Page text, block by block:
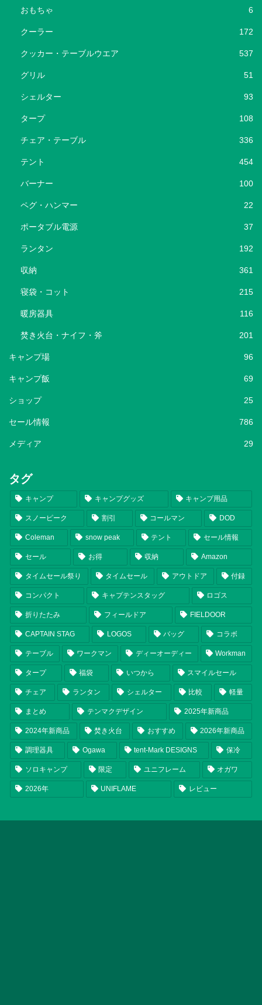
おもちゃ 6
クーラー 172
クッカー・テーブルウエア 537
グリル 51
シェルター 93
タープ 108
チェア・テーブル 336
テント 454
バーナー 100
ペグ・ハンマー 22
ポータブル電源 37
ランタン 192
収納 361
寝袋・コット 215
暖房器具 116
焚き火台・ナイフ・斧 201
キャンプ場 96
キャンプ飯 69
ショップ 25
セール情報 786
メディア 29
タグ
キャンプ キャンプグッズ キャンプ用品
スノーピーク 割引 コールマン DOD
Coleman snow peak テント セール情報
セール お得 収納 Amazon
タイムセール祭り タイムセール アウトドア 付録
コンパクト キャプテンスタッグ ロゴス
折りたたみ フィールドア FIELDOOR
CAPTAIN STAG LOGOS バッグ コラボ
テーブル ワークマン ディーオーディー Workman
タープ 福袋 いつから スマイルセール
チェア ランタン シェルター 比較 軽量
まとめ テンマクデザイン 2025年新商品
2024年新商品 焚き火台 おすすめ 2026年新商品
調理器具 Ogawa tent-Mark DESIGNS 保冷
ソロキャンプ 限定 ユニフレーム オガワ
2026年 UNIFLAME レビュー